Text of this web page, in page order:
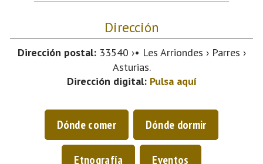
Dirección
Dirección postal:33540 ›• Les Arriondes › Parres ›
Asturias.
Dirección digital: Pulsa aquí
Dónde comer Dónde dormir
Etnografía Eventos